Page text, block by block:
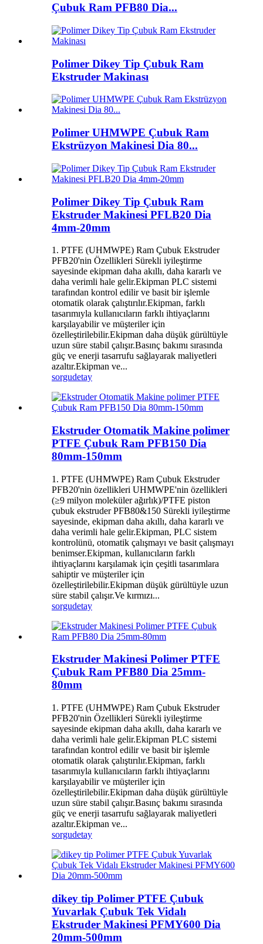
Çubuk Ram PFB80 Dia...
Polimer Dikey Tip Çubuk Ram
Ekstruder Makinası
Polimer UHMWPE Çubuk Ram
Ekstrüzyon Makinesi Dia 80...
Polimer Dikey Tip Çubuk Ram
Ekstruder Makinesi PFLB20 Dia
4mm-20mm
1. PTFE (UHMWPE) Ram Çubuk Ekstruder
PFB20'nin Özellikleri Sürekli iyileştirme
sayesinde ekipman daha akıllı, daha kararlı ve
daha verimli hale gelir.Ekipman PLC sistemi
tarafından kontrol edilir ve basit bir işlemle
otomatik olarak çalıştırılır.Ekipman, farklı
tasarımıyla kullanıcıların farklı ihtiyaçlarını
karşılayabilir ve müşteriler için
özelleştirilebilir.Ekipman daha düşük gürültüyle
uzun süre stabil çalışır.Basınç bakımı sırasında
güç ve enerji tasarrufu sağlayarak maliyetleri
azaltır.Ekipman ve...
sorgudetay
Ekstruder Otomatik Makine polimer
PTFE Çubuk Ram PFB150 Dia
80mm-150mm
1. PTFE (UHMWPE) Ram Çubuk Ekstruder
PFB20'nin özellikleri UHMWPE'nin özellikleri
(≥9 milyon moleküler ağırlık)/PTFE piston
çubuk ekstruder PFB80&150 Sürekli iyileştirme
sayesinde, ekipman daha akıllı, daha kararlı ve
daha verimli hale gelir.Ekipman, PLC sistem
kontrolünü, otomatik çalışmayı ve basit çalışmayı
benimser.Ekipman, kullanıcıların farklı
ihtiyaçlarını karşılamak için çeşitli tasarımlara
sahiptir ve müşteriler için
özelleştirilebilir.Ekipman düşük gürültüyle uzun
süre stabil çalışır.Ve kırmızı...
sorgudetay
Ekstruder Makinesi Polimer PTFE
Çubuk Ram PFB80 Dia 25mm-
80mm
1. PTFE (UHMWPE) Ram Çubuk Ekstruder
PFB20'nin Özellikleri Sürekli iyileştirme
sayesinde ekipman daha akıllı, daha kararlı ve
daha verimli hale gelir.Ekipman PLC sistemi
tarafından kontrol edilir ve basit bir işlemle
otomatik olarak çalıştırılır.Ekipman, farklı
tasarımıyla kullanıcıların farklı ihtiyaçlarını
karşılayabilir ve müşteriler için
özelleştirilebilir.Ekipman daha düşük gürültüyle
uzun süre stabil çalışır.Basınç bakımı sırasında
güç ve enerji tasarrufu sağlayarak maliyetleri
azaltır.Ekipman ve...
sorgudetay
dikey tip Polimer PTFE Çubuk
Yuvarlak Çubuk Tek Vidalı
Ekstruder Makinesi PFMY600 Dia
20mm-500mm